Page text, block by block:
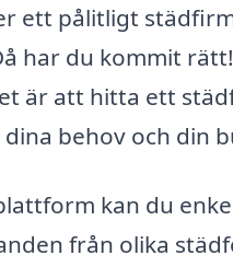
ett pålitligt
har du kommit
är att hitta ett
behov och din
kan du
från olika